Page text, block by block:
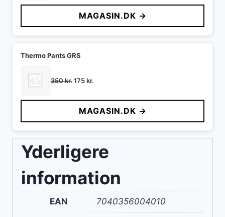
pris
var:
550 kr..
pris
er:
275 kr..
MAGASIN.DK →
Thermo Pants GRS
350kr.Den
pris
var:
350 kr..
175kr.
pris
er:
175 kr..
MAGASIN.DK →
Yderligere
information
EAN 7040356004010